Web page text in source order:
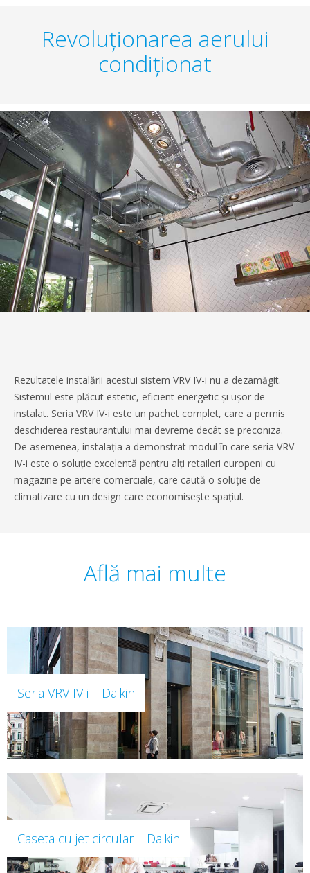
Revoluționarea aerului
condiționat
Rezultatele instalării acestui sistem VRV IV-i nu a dezamăgit.
Sistemul este plăcut estetic, eficient energetic și ușor de
instalat. Seria VRV IV-i este un pachet complet, care a permis
deschiderea restaurantului mai devreme decât se preconiza.
De asemenea, instalația a demonstrat modul în care seria VRV
IV-i este o soluție excelentă pentru alți retaileri europeni cu
magazine pe artere comerciale, care caută o soluție de
climatizare cu un design care economisește spațiul.
Află mai multe
Seria VRV IV i | Daikin
Caseta cu jet circular | Daikin